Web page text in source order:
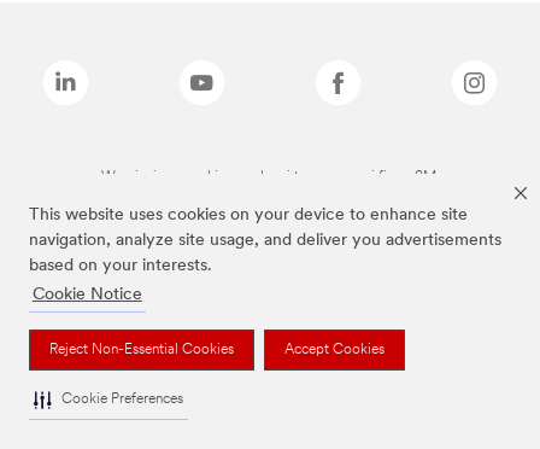
This website uses cookies on your device to enhance site
navigation, analyze site usage, and deliver you advertisements
based on your interests.
Cookie Notice
Reject Non-Essential Cookies Accept Cookies
Cookie Preferences
Wymienione marki są znakami towarowymi firmy 3M.